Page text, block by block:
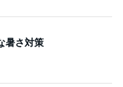
暑さ対策